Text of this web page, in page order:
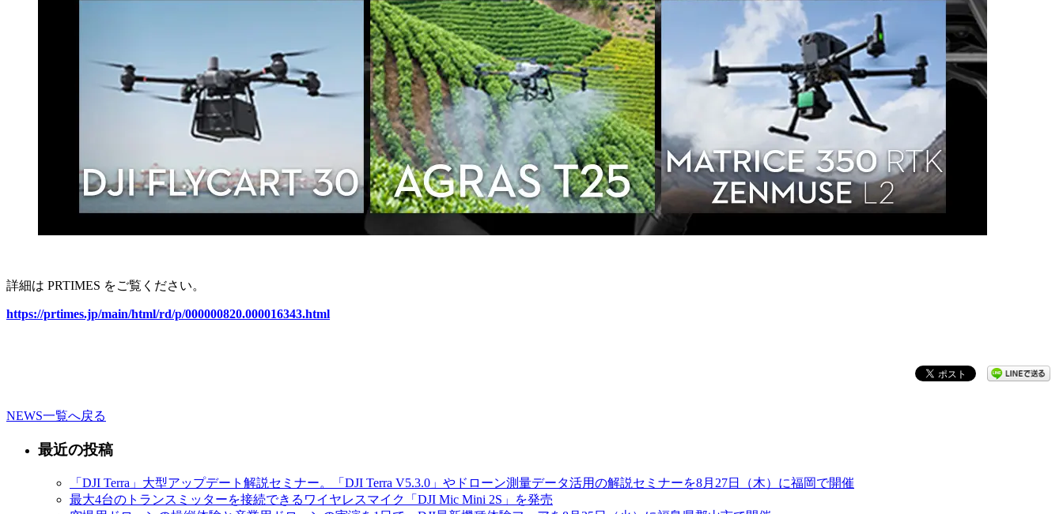
詳細は PRTIMES をご覧ください。
https://prtimes.jp/main/html/rd/p/000000820.000016343.html
NEWS一覧へ戻る
最近の投稿
「DJI Terra」大型アップデート解説セミナー。「DJI Terra V5.3.0」やドローン測量データ活用の解説セミナーを8月27日（木）に福岡で開催
最大4台のトランスミッターを接続できるワイヤレスマイク「DJI Mic Mini 2S」を発売